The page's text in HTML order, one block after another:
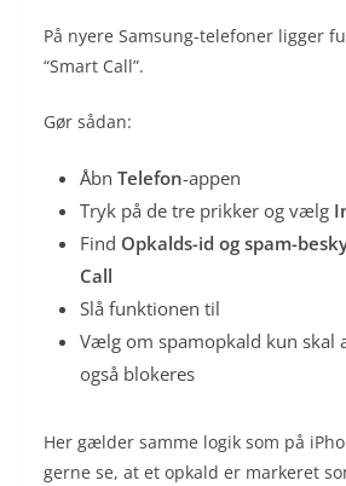
På nyere Samsung-telefoner ligger
“Smart Call”.
Gør sådan:
Åbn Telefon-appen
Tryk på de tre prikker og vælg
Find Opkalds-id og spam-
Call
Slå funktionen til
Vælg om spamopkald kun skal
også blokeres
Her gælder samme logik som på
gerne se, at et opkald er markeret